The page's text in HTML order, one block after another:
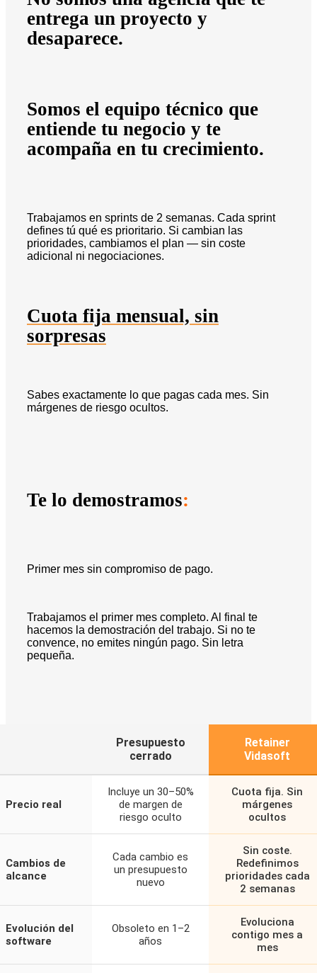
entrega un proyecto y
desaparece.
Somos el equipo técnico que
entiende tu negocio y te
acompaña en tu crecimiento.
Trabajamos en sprints de 2 semanas. Cada sprint
defines tú qué es prioritario. Si cambian las
prioridades, cambiamos el plan — sin coste
adicional ni negociaciones.
Cuota fija mensual, sin
sorpresas
Sabes exactamente lo que pagas cada mes. Sin
márgenes de riesgo ocultos.
Te lo demostramos:
Primer mes sin compromiso de pago.
Trabajamos el primer mes completo. Al final te
hacemos la demostración del trabajo. Si no te
convence, no emites ningún pago. Sin letra
pequeña.
Presupuesto
cerrado
Retainer
Vidasoft
Precio real
Incluye un 30–50%
de margen de
riesgo oculto
Cuota fija. Sin
márgenes
ocultos
Cambios de
alcance
Cada cambio es
un presupuesto
nuevo
Sin coste.
Redefinimos
prioridades cada
2 semanas
Evolución del
software
Obsoleto en 1–2
años
Evoluciona
contigo mes a
mes